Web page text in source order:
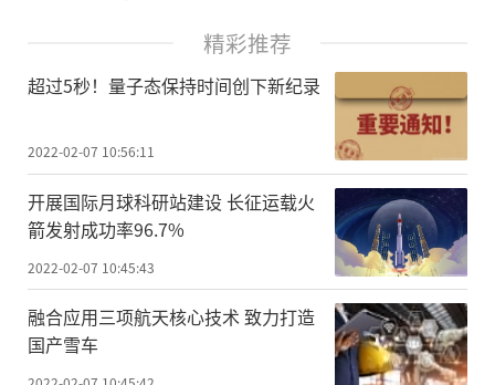
精彩推荐
超过5秒！量子态保持时间创下新纪录
2022-02-07 10:56:11
开展国际月球科研站建设 长征运载火
箭发射成功率96.7%
2022-02-07 10:45:43
融合应用三项航天核心技术 致力打造
国产雪车